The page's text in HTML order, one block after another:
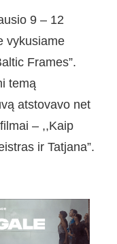
9 – 12
vykusiame
Frames”.
temą
atstovavo net
– ,,Kaip
ir Tatjana”.